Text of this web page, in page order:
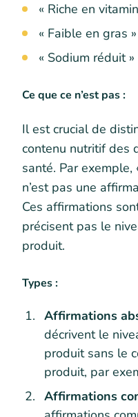
« Riche en
« Faible en gras »
« Sodium réduit »
Ce que ce n’est pas :
Il est crucial de
contenu nutritif des
santé. Par exemple,
n’est pas une
Ces affirmations
précisent pas le
produit.
Types :
Affirmations
décrivent le
produit sans le
produit, par
Affirmations